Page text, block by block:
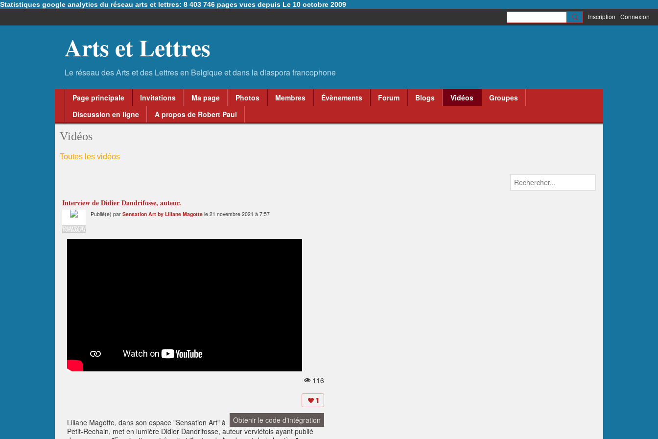
Statistiques google analytics du réseau arts et lettres: 8 403 746 pages vues depuis Le 10 octobre 2009
Inscription Connexion
Arts et Lettres
Page principale Invitations Ma page Photos Membres Évènements Forum Blogs Vidéos
Groupes
Discussion en ligne
A propos de Robert Paul
Vidéos
Toutes les vidéos
Interview de Didier Dandrifosse, auteur.
ADMINISTRATEUR
PARTENARIATS
Publié(e) par Sensation Art by Liliane Magotte le 21 novembre 2021 à 7:57
u
s:
116
1
Obtenir le code d'intégration
Liliane Magotte, dans son espace "Sensation Art" à
Petit-Rechain, met en lumière Didier Dandrifosse, auteur verviétois ayant publié